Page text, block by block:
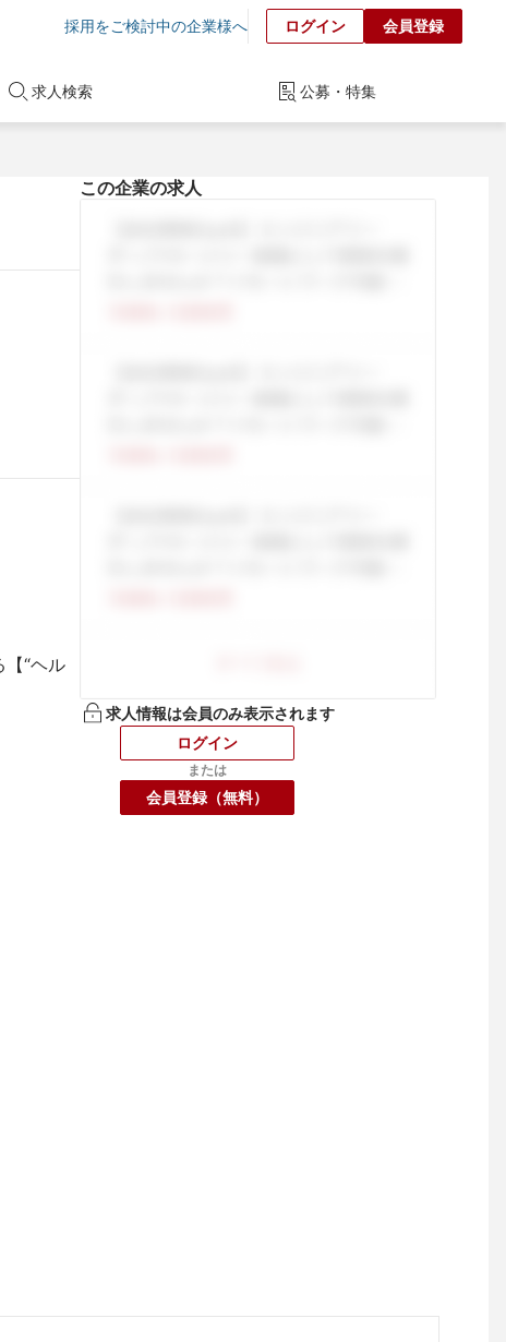
採用をご検討中の企業様へ ログイン 会員登録
求人検索 公募・特集
“ヘル
この企業の求人
求人情報は会員のみ表示されます
ログイン
または
会員登録（無料）